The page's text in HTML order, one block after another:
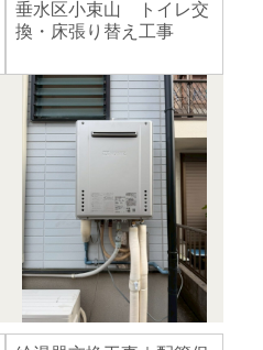
垂水区小束山 トイレ交
換・床張り替え工事